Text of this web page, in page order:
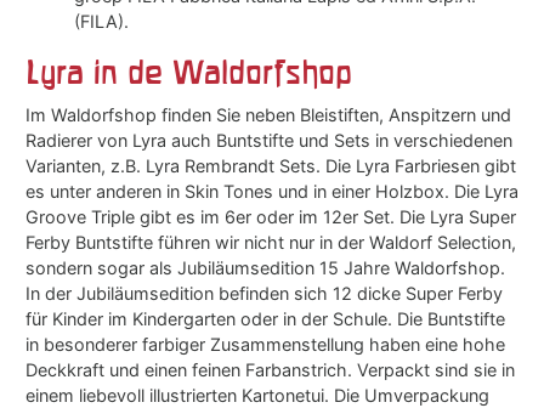
(FILA).
Lyra in de Waldorfshop
Im Waldorfshop finden Sie neben Bleistiften, Anspitzern und
Radierer von Lyra auch Buntstifte und Sets in verschiedenen
Varianten, z.B. Lyra Rembrandt Sets. Die Lyra Farbriesen gibt
es unter anderen in Skin Tones und in einer Holzbox. Die Lyra
Groove Triple gibt es im 6er oder im 12er Set. Die Lyra Super
Ferby Buntstifte führen wir nicht nur in der Waldorf Selection,
sondern sogar als Jubiläumsedition 15 Jahre Waldorfshop.
In der Jubiläumsedition befinden sich 12 dicke Super Ferby
für Kinder im Kindergarten oder in der Schule. Die Buntstifte
in besonderer farbiger Zusammenstellung haben eine hohe
Deckkraft und einen feinen Farbanstrich. Verpackt sind sie in
einem liebevoll illustrierten Kartonetui. Die Umverpackung